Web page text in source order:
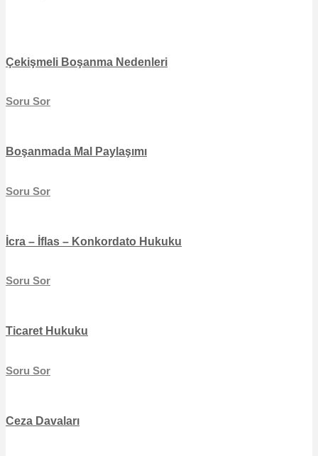
Çekişmeli Boşanma Nedenleri
Soru Sor
Boşanmada Mal Paylaşımı
Soru Sor
İcra – İflas – Konkordato Hukuku
Soru Sor
Ticaret Hukuku
Soru Sor
Ceza Davaları